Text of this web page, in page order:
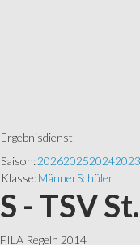
Ergebnisdienst
Saison: 2026202520242023
Klasse: MännerSchüler
S - TSV
FILA Regeln 2014